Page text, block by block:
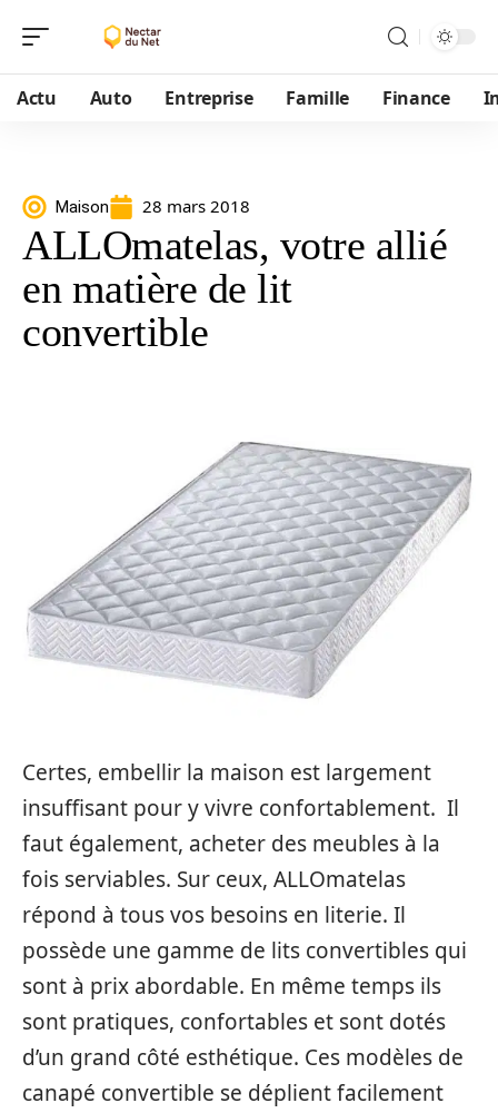
Actu Auto Entreprise Famille Finance
Maison 28 mars 2018
ALLOmatelas, votre allié
en matière de lit
convertible
Certes, embellir la maison est largement
insuffisant pour y vivre confortablement. Il
faut également, acheter des meubles à la
fois serviables. Sur ceux, ALLOmatelas
répond à tous vos besoins en literie. Il
possède une gamme de lits convertibles qui
sont à prix abordable. En même temps ils
sont pratiques, confortables et sont dotés
d’un grand côté esthétique. Ces modèles de
canapé convertible se déplient facilement